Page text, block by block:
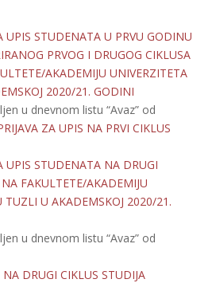
UPIS STUDENATA U PRVU GODINU
PRVOG I DRUGOG CIKLUSA
AKADEMIJU UNIVERZITETA
2020/21. GODINI
u dnevnom listu “Avaz” od
ZA UPIS NA PRVI CIKLUS
UPIS STUDENATA NA DRUGI
FAKULTETE/AKADEMIJU
TUZLI U AKADEMSKOJ 2020/21.
u dnevnom listu “Avaz” od
NA DRUGI CIKLUS STUDIJA